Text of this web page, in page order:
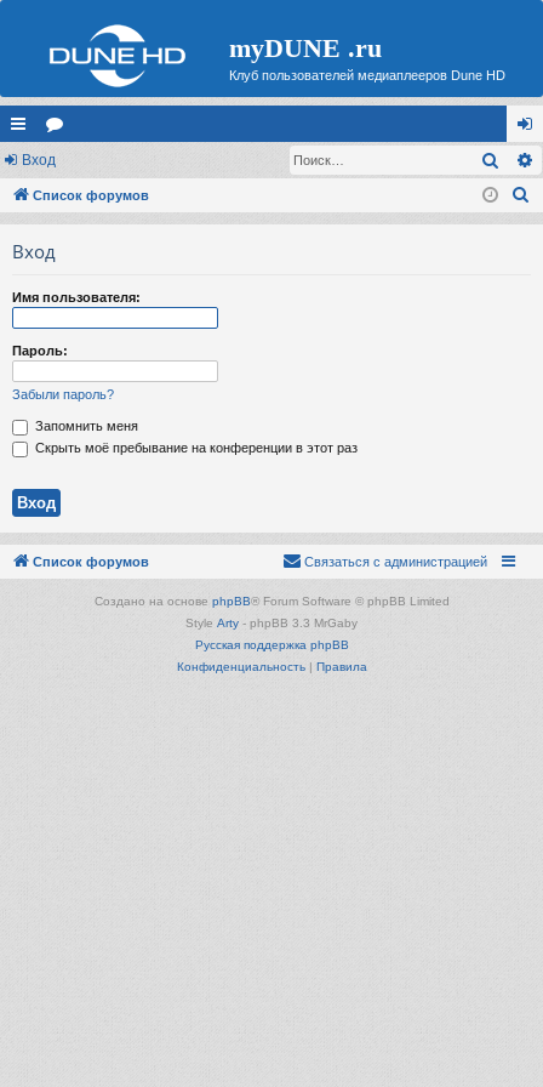
myDUNE .ru
Клуб пользователей медиаплееров Dune HD
с
ы
ор
ум
хо
д
Вход
Список форумов
Вход
Имя пользователя:
Пароль:
Забыли пароль?
Запомнить меня
Скрыть моё пребывание на конференции в этот раз
Список форумов Связаться с администрацией
Создано на основе phpBB® Forum Software © phpBB Limited
Style Arty - phpBB 3.3 MrGaby
Русская поддержка phpBB
Конфиденциальность| Правила